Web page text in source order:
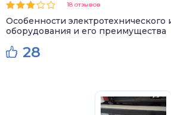
18 отзывов
Особенности электротехнического
оборудования и его преимущества
28